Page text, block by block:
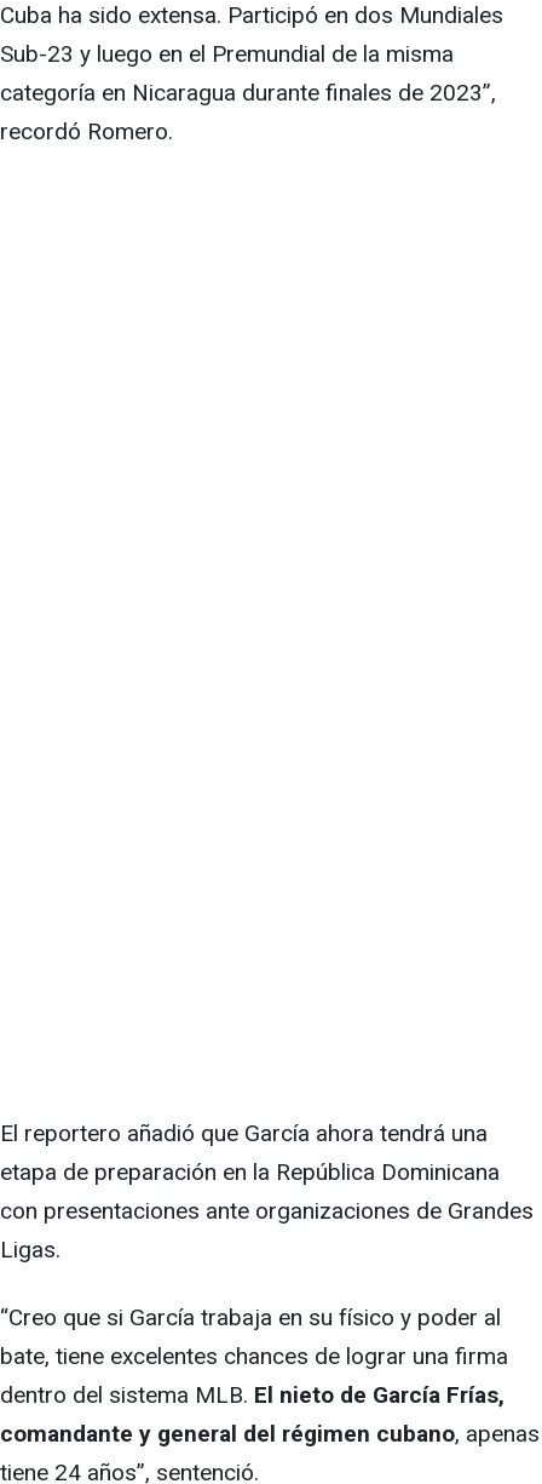
Cuba ha sido extensa. Participó en dos Mundiales
Sub-23 y luego en el Premundial de la misma
categoría en Nicaragua durante finales de 2023”,
recordó Romero.
El reportero añadió que García ahora tendrá una
etapa de preparación en la República Dominicana
con presentaciones ante organizaciones de Grandes
Ligas.
“Creo que si García trabaja en su físico y poder al
bate, tiene excelentes chances de lograr una firma
dentro del sistema MLB. El nieto de García Frías,
comandante y general del régimen cubano, apenas
tiene 24 años”, sentenció.